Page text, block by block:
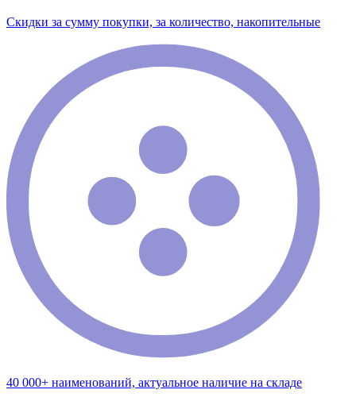
Скидки за сумму покупки, за количество, накопительные
40 000+ наименований, актуальное наличие на складе